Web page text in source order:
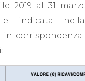
2019 al 31
indicata
in